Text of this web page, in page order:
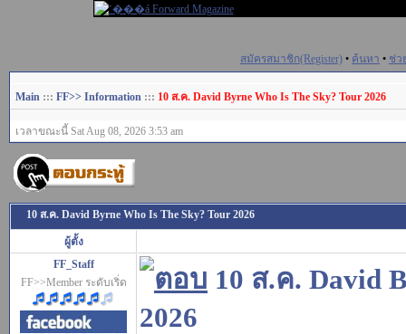
สมัครสมาชิก(Register) • ค้นหา • ช่ว
Main ::: FF>> Information ::: 10 ส.ค. David Byrne Who Is The Sky? Tour 2026
เวลาขณะนี้ Sat Aug 08, 2026 3:53 am
10 ส.ค. David Byrne Who Is The Sky? Tour 2026
ผู้ตั้ง
FF_Staff
FF>>Member ระดับเริ่ด
10 ส.ค. David
2026